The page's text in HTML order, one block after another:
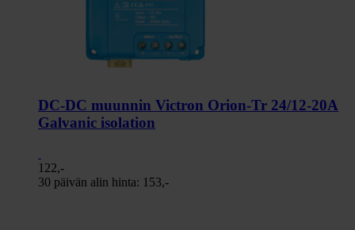
DC-DC muunnin Victron Orion-Tr 24/12-20A
Galvanic isolation
122,-
30 päivän alin hinta: 153,-